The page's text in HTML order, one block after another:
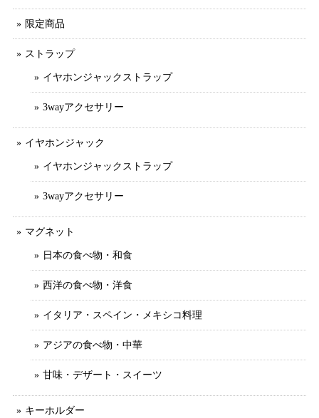
限定商品
ストラップ
イヤホンジャックストラップ
3wayアクセサリー
イヤホンジャック
イヤホンジャックストラップ
3wayアクセサリー
マグネット
日本の食べ物・和食
西洋の食べ物・洋食
イタリア・スペイン・メキシコ料理
アジアの食べ物・中華
甘味・デザート・スイーツ
キーホルダー